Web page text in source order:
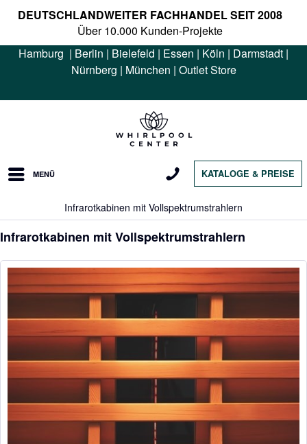
DEUTSCHLANDWEITER FACHHANDEL SEIT 2008
Über 10.000 Kunden-Projekte
Hamburg | Berlin | Bielefeld | Essen | Köln | Darmstadt |
Nürnberg | München | Outlet Store
MENÜ KATALOGE & PREISE
Infrarotkabinen mit Vollspektrumstrahlern
Infrarotkabinen mit Vollspektrumstrahlern